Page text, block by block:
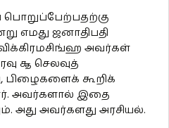
எமது ஜனாதிபதி
அவர்கள்
௲ செலவுத்
பிழைகளைக் கூறிக்
அவர்களால் இதை
அது அவர்களது அரசியல்.